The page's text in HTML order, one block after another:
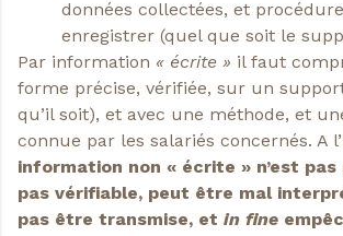
données collectées, et
enregistrer (quel que soit le
Par information « écrite » il faut
forme précise, vérifiée, sur un
qu’il soit), et avec une méthode, et
connue par les salariés concernés. A
information non « écrite » n’est pas
pas vérifiable, peut être mal
pas être transmise, et in fine